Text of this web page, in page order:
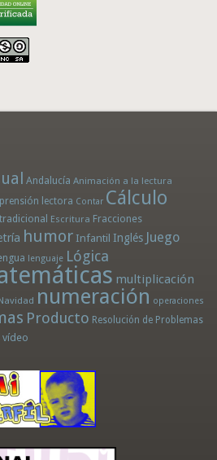
Andalucía Animación a la lectura
lectora Contar Cálculo
Escritura Fracciones
humor Infantil Inglés Juego
lenguaje Lógica
multiplicación
numeración operaciones
Producto Resolución de Problemas
vídeo